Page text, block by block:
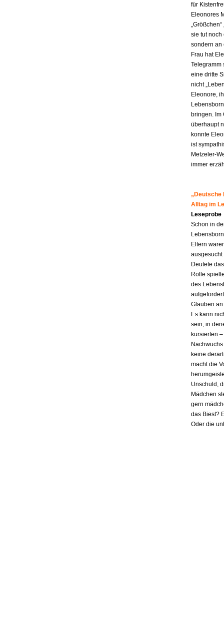
für
Eleonores
sie tut noch
sondern an
Frau hat
Telegramm
eine dritte
nicht
Eleonore,
bringen. Im
überhaupt
konnte
ist
Metzeler-
immer
„Deutsche
Alltag im
Leseprobe
Schon in
Eltern
Deutete
Rolle
des
Glauben
Es kann
sein, in
kursierten
keine
macht die
Unschuld,
Mädchen
gern
das Biest?
Oder die